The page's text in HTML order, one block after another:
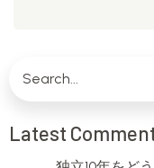
Latest